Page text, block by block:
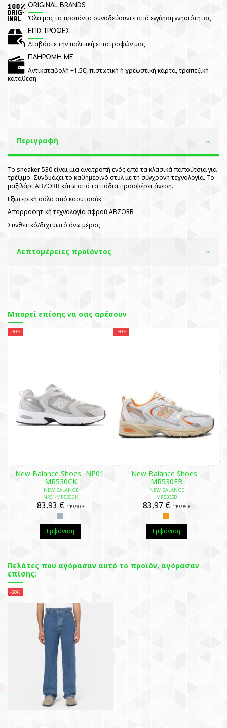
ORIGINAL BRANDS
Όλα μας τα προϊόντα συνοδεύουντε από εγγύηση γνησιότητας
ΕΠΙΣΤΡΟΦΕΣ
Διαβάστε την πολιτική επιστροφών μας
ΠΛΗΡΩΜΗ ΜΕ
Αντικαταβολή +1.5€, πιστωτική ή χρεωστική κάρτα, τραπεζική
κατάθεση
Περιγραφή
Το sneaker 530 είναι μια ανατροπή ενός από τα κλασικά παπούτσια για
τρέξιμο. Συνδυάζει το καθημερινό στυλ με τη σύγχρονη τεχνολογία. Το
μαξιλάρι ABZORB κάτω από τα πόδια προσφέρει άνεση.
Εξωτερική σόλα από καουτσούκ
Απορροφητική τεχνολογία αφρού ABZORB
Συνθετικό/διχτυωτό άνω μέρος
Λεπτομέρειες προϊόντος
Μπορεί επίσης να σας αρέσουν
-30%
New Balance Shoes -NP01-
MR530CK
NEW BALANCE
NP01-MR530CK
83,93 €119,90 €
Εμφάνιση
-30%
New Balance Shoes -
MR530EB
NEW BALANCE
MR530EB
83,97 €119,95 €
Εμφάνιση
Πελάτες που αγόρασαν αυτό το προϊόν, αγόρασαν
επίσης:
-20%